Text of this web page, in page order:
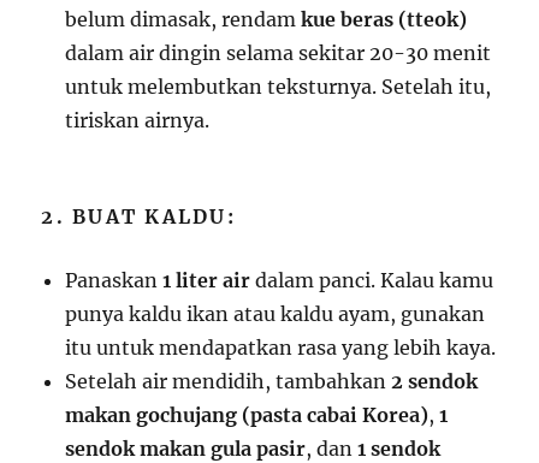
belum dimasak, rendamkue beras (tteok)
dalam air dingin selama sekitar 20-30 menit
untuk melembutkan teksturnya. Setelah itu,
tiriskan airnya.
2. BUAT KALDU:
Panaskan1 liter air dalam panci. Kalau kamu
punya kaldu ikan atau kaldu ayam, gunakan
itu untuk mendapatkan rasa yang lebih kaya.
Setelah air mendidih, tambahkan2 sendok
makan gochujang (pasta cabai Korea),1
sendok makan gula pasir, dan1 sendok